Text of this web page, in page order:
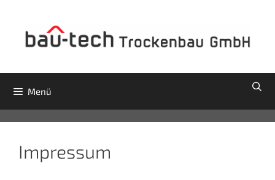
springen
Menü
Impressum